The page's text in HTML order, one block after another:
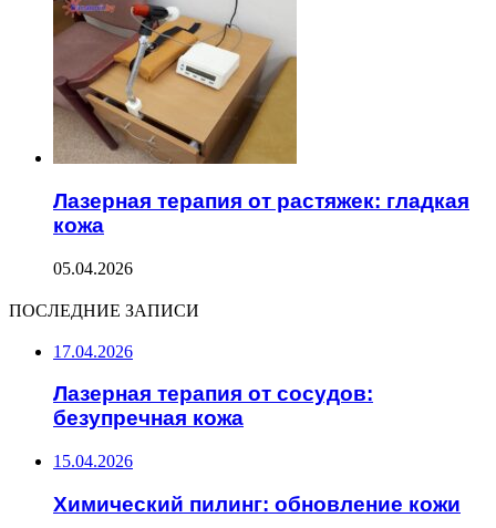
Лазерная терапия от растяжек: гладкая
кожа
05.04.2026
ПОСЛЕДНИЕ ЗАПИСИ
17.04.2026
Лазерная терапия от сосудов:
безупречная кожа
15.04.2026
Химический пилинг: обновление кожи